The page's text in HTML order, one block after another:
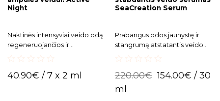
Night
Naktinės intensyviai veido odą
regeneruojančios ir
out
40.90€ / 7 x 2 ml
SeaCreation Serum
Prabangus odos jaunystę ir
stangrumą atstatantis veido
out
of
5
220.00€ 154.00€ / 30
ml